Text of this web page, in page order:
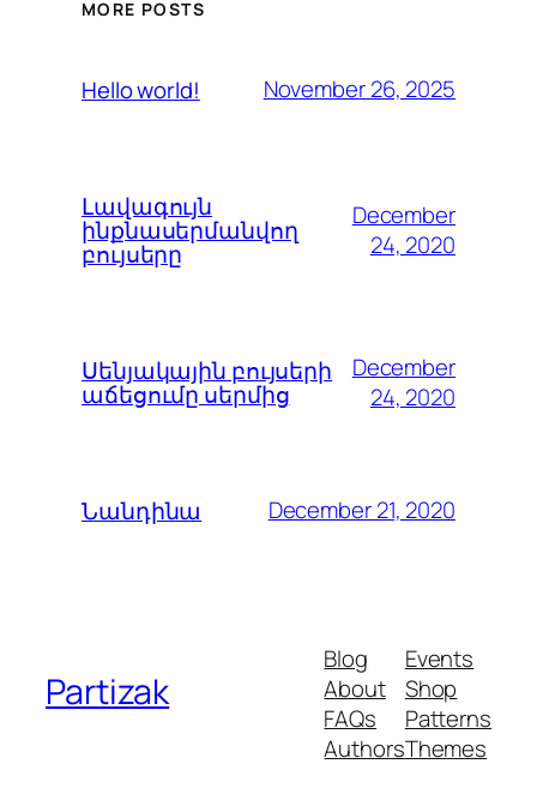
MORE POSTS
Hello world! November 26, 2025
Լավագույն
ինքնասերմանվող
բույսերը
December
24, 2020
Սենյակային բույսերի
աճեցումը սերմից
December
24, 2020
Նանդինա December 21, 2020
Partizak
Blog
About
FAQs
Authors
Events
Shop
Patterns
Themes